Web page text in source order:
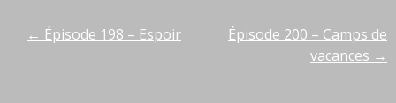
Navigation
← Épisode 198 – Espoir
Épisode 200 – Camps de
vacances →